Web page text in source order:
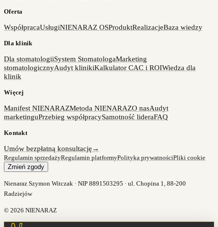
Oferta
WspółpracaUsługiNIENARAZ OSProduktRealizacjeBaza wiedzy
Dla klinik
Dla stomatologiiSystem StomatologaMarketing
stomatologicznyAudyt klinikiKalkulator CAC i ROIWiedza dla
klinik
Więcej
Manifest NIENARAZMetoda NIENARAZO nasAudyt
marketinguPrzebieg współpracySamotność lideraFAQ
Kontakt
Umów bezpłatną konsultację →
Regulamin sprzedażyRegulamin platformyPolityka prywatnościPliki cookie
Zmień zgody
Nienaraz Szymon Witczak · NIP 8891503295 · ul. Chopina 1, 88-200
Radziejów
© 2026 NIENARAZ